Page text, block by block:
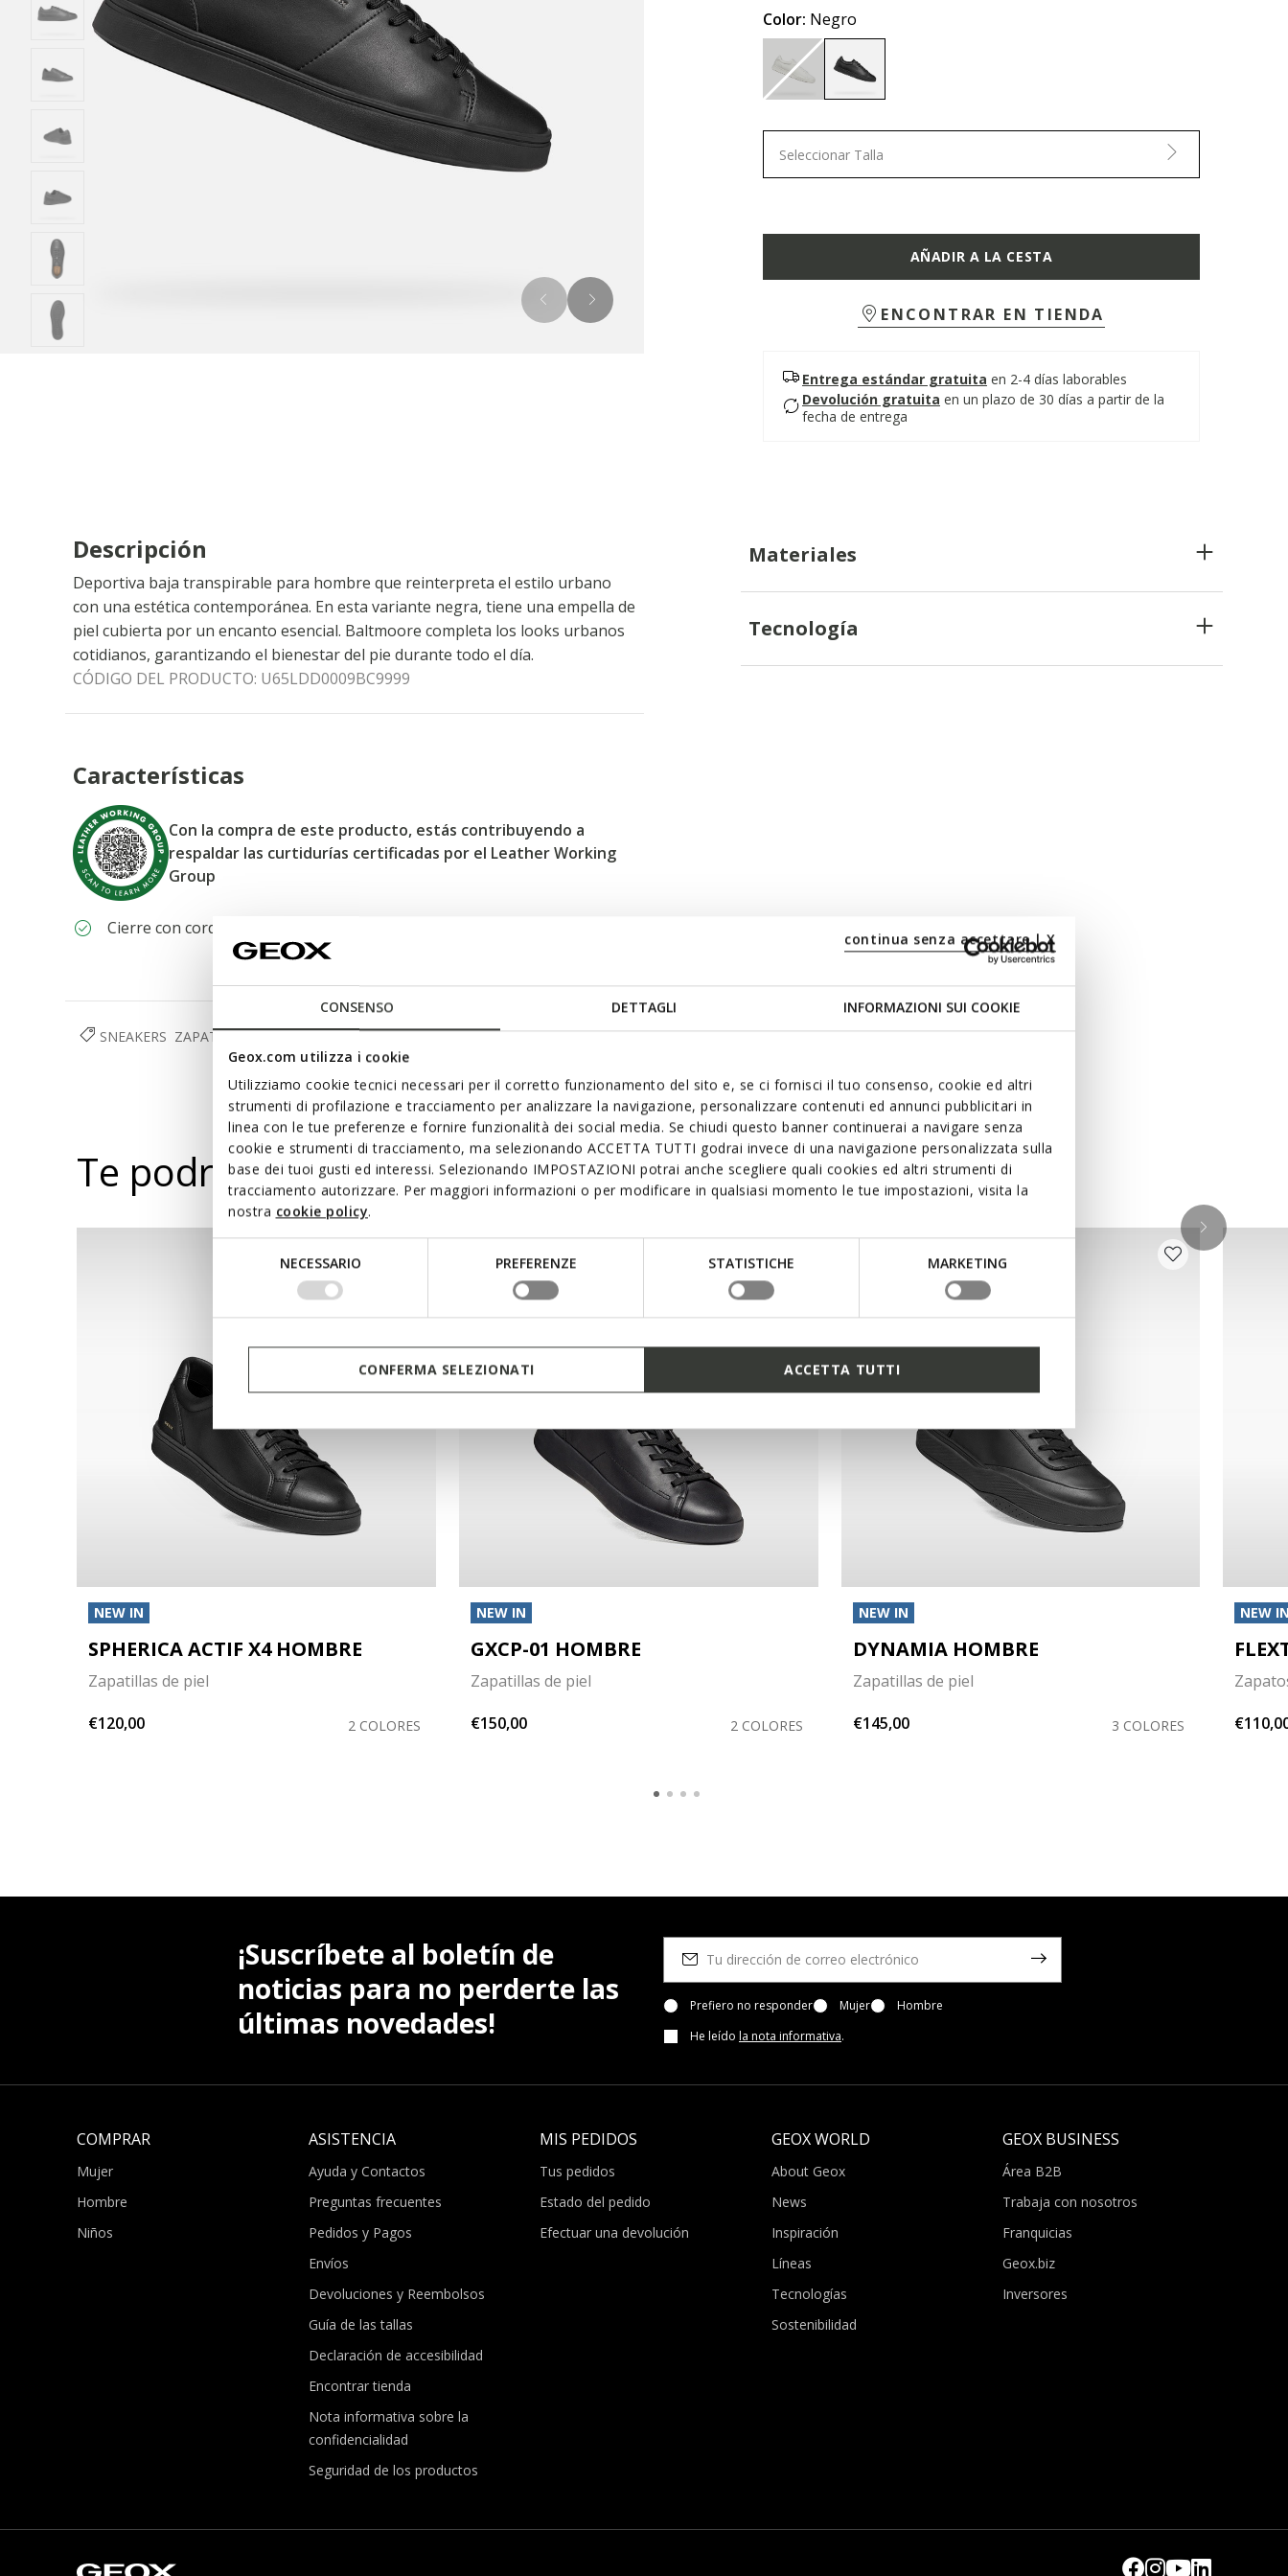
CONSENSO DETTAGLI INFORMAZIONI SUI COOKIE
Geox.com utilizza i cookie
Utilizziamo cookie tecnici necessari per il corretto funzionamento del sito e, se ci fornisci il tuo consenso, cookie ed altri
strumenti di profilazione e tracciamento per analizzare la navigazione, personalizzare contenuti ed annunci pubblicitari in
linea con le tue preferenze e fornire funzionalità dei social media. Se chiudi questo banner continuerai a navigare senza
cookie e strumenti di tracciamento, ma selezionando ACCETTA TUTTI godrai invece di una navigazione personalizzata sulla
base dei tuoi gusti ed interessi. Selezionando IMPOSTAZIONI potrai anche scegliere quali cookies ed altri strumenti di
tracciamento autorizzare. Per maggiori informazioni o per modificare in qualsiasi momento le tue impostazioni, visita la
nostra cookie policy.
NECESSARIO PREFERENZE STATISTICHE MARKETING
continua senza accettare | X
CONFERMA SELEZIONATI ACCETTA TUTTI
Color: Negro
Seleccionar Talla
AÑADIR A LA CESTA
ENCONTRAR EN TIENDA
Entrega estándar gratuita en 2-4 días laborables
Devolución gratuita en un plazo de 30 días a partir de la
fecha de entrega
Descripción
Deportiva baja transpirable para hombre que reinterpreta el estilo urbano
con una estética contemporánea. En esta variante negra, tiene una empella de
piel cubierta por un encanto esencial. Baltmoore completa los looks urbanos
cotidianos, garantizando el bienestar del pie durante todo el día.
CÓDIGO DEL PRODUCTO: U65LDD0009BC9999
Características
Con la compra de este producto, estás contribuyendo a
respaldar las curtidurías certificadas por el Leather Working
Group
Cierre con cordones; Plantilla desmontable
Materiales
Tecnología
SNEAKERS ZAPATOS HOMBRE
Te podría interesar
NEW IN
SPHERICA ACTIF X4 HOMBRE
Zapatillas de piel
€120,00
2 COLORES
NEW IN
GXCP-01 HOMBRE
Zapatillas de piel
€150,00
2 COLORES
NEW IN
DYNAMIA HOMBRE
Zapatillas de piel
€145,00
3 COLORES
NEW
¡Suscríbete al boletín de
noticias para no perderte las
últimas novedades!
Prefiero no responder Mujer
Hombre
He leído la nota informativa.
COMPRAR
Mujer
Hombre
Niños
ASISTENCIA
Ayuda y Contactos
Preguntas frecuentes
Pedidos y Pagos
Envíos
Devoluciones y Reembolsos
Guía de las tallas
Declaración de accesibilidad
Encontrar tienda
Nota informativa sobre la
confidencialidad
Seguridad de los productos
MIS PEDIDOS
Tus pedidos
Estado del pedido
Efectuar una devolución
GEOX WORLD
About Geox
News
Inspiración
Líneas
Tecnologías
Sostenibilidad
GEOX BUSINESS
Área B2B
Trabaja con nosotros
Franquicias
Geox.biz
Inversores